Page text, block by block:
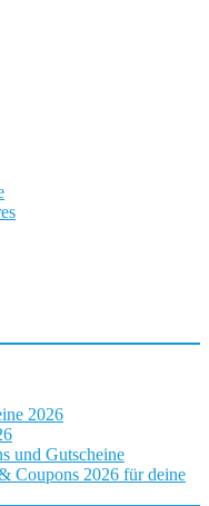
2026
und Gutscheine
Coupons 2026 für deine